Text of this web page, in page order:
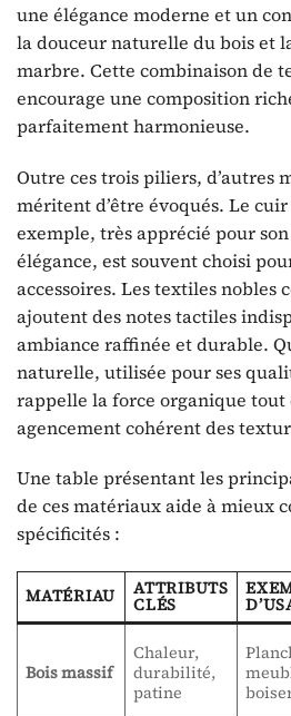
une élégance moderne et un
la douceur naturelle du bois et
marbre. Cette combinaison de
encourage une composition
parfaitement harmonieuse.
Outre ces trois piliers, d’autres
méritent d’être évoqués. Le
exemple, très apprécié pour
élégance, est souvent choisi
accessoires. Les textiles nobles
ajoutent des notes tactiles
ambiance raffinée et durable.
naturelle, utilisée pour ses
rappelle la force organique
agencement cohérent des
Une table présentant les
de ces matériaux aide à mieux
spécificités :
MATÉRIAU ATTRIBUTS
CLÉS
Bois massif
Chaleur,
durabilité,
patine